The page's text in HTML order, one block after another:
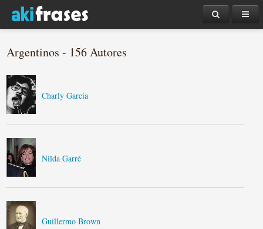
Argentinos - 156 Autores
Charly García
Nilda Garré
Guillermo Brown